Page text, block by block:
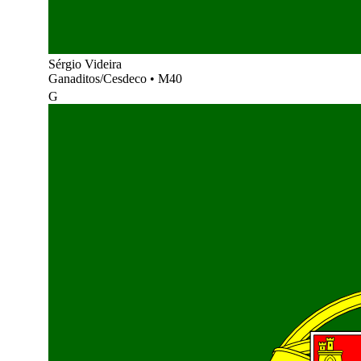
Sérgio Videira
Ganaditos/Cesdeco • M40
G